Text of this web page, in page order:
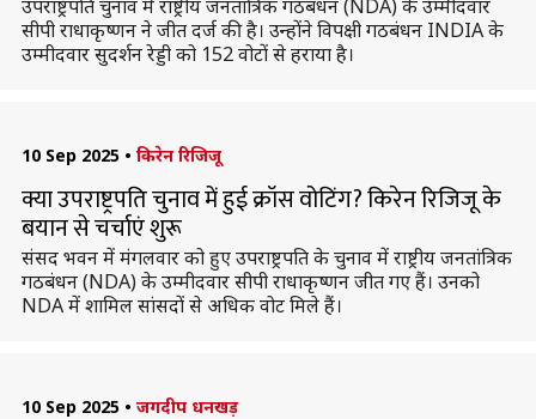
उपराष्ट्रपति चुनाव में राष्ट्रीय जनतांत्रिक गठबंधन (NDA) के उम्मीदवार
सीपी राधाकृष्णन ने जीत दर्ज की है। उन्होंने विपक्षी गठबंधन INDIA के
उम्मीदवार सुदर्शन रेड्डी को 152 वोटों से हराया है।
10 Sep 2025 • किरेन रिजिजू
क्या उपराष्ट्रपति चुनाव में हुई क्रॉस वोटिंग? किरेन रिजिजू के
बयान से चर्चाएं शुरू
संसद भवन में मंगलवार को हुए उपराष्ट्रपति के चुनाव में राष्ट्रीय जनतांत्रिक
गठबंधन (NDA) के उम्मीदवार सीपी राधाकृष्णन जीत गए हैं। उनको
NDA में शामिल सांसदों से अधिक वोट मिले हैं।
10 Sep 2025 • जगदीप धनखड़